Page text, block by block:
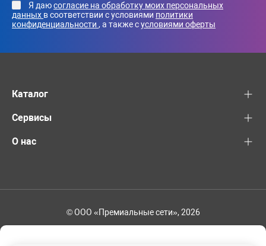
Я даюсогласие на обработку моих персональных
данных в соответствии с условиями политики
конфиденциальности , а также сусловиями оферты
Каталог
Сервисы
О нас
© ООО «Премиальные сети», 2026